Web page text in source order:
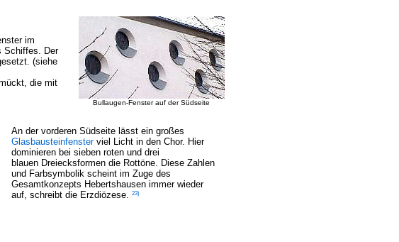
im
Schiffes. Der
(siehe
die mit
Bullaugen-Fenster auf der Südseite
An der vorderen Südseite lässt ein großes
Glasbausteinfensterviel Licht in den Chor. Hier
dominieren bei sieben roten und drei
blauen Dreiecksformen die Rottöne. Diese Zahlen
und Farbsymbolik scheint im Zuge des
Gesamtkonzepts Hebertshausen immer wieder
auf, schreibt die Erzdiözese. 23)